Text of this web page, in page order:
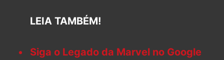
LEIA TAMBÉM!
Siga o Legado da Marvel no Google